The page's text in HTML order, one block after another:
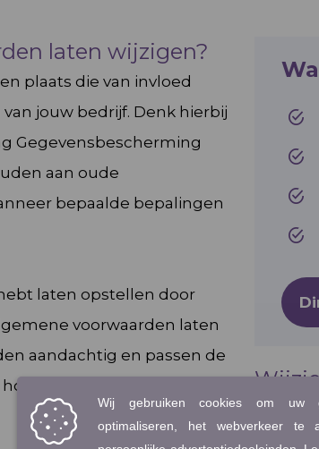
laten wijzigen?
plaats die van invloed
jouw bedrijf. Denk hierbij
Gegevensbescherming
aan oude
bepaalde bepalingen
laten opstellen door
voorwaarden laten
aandachtig en passen de
van de nieuwste
Bij